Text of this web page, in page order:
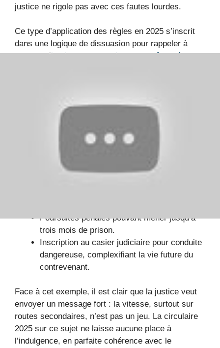
justice ne rigole pas avec ces fautes lourdes.
Ce type d’application des règles en 2025 s’inscrit
dans une logique de dissuasion pour rappeler à
tous que [la vitesse excessive peut coûter très
sévérité des mesures contre
la conduite dangereuse
Suspension immédiate du permis de
conduire.
Poursuites pénales pouvant mener jusqu’à
trois mois de prison.
Inscription au casier judiciaire pour conduite
dangereuse, complexifiant la vie future du
contrevenant.
Face à cet exemple, il est clair que la justice veut
envoyer un message fort : la vitesse, surtout sur
routes secondaires, n’est pas un jeu. La circulaire
2025 sur ce sujet ne laisse aucune place à
l’indulgence, en parfaite cohérence avec le